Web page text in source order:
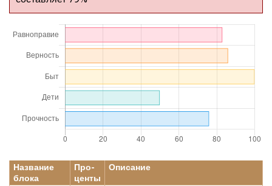
Название
блока
Про-
центы
Описание